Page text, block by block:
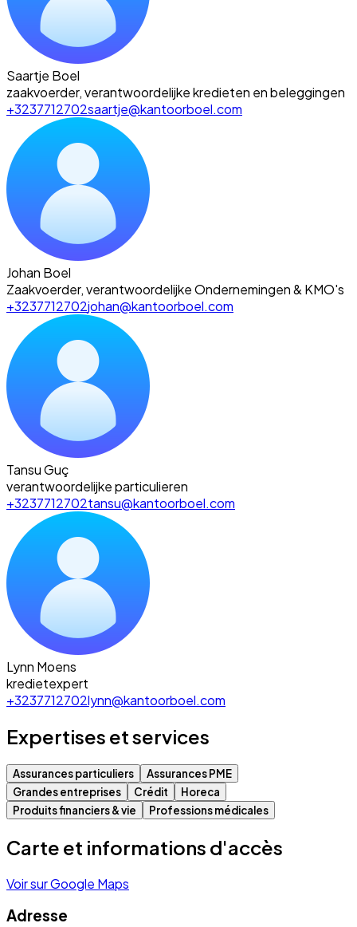
Saartje Boel
zaakvoerder, verantwoordelijke kredieten en beleggingen
+3237712702saartje@kantoorboel.com
Johan Boel
Zaakvoerder, verantwoordelijke Ondernemingen & KMO's
+3237712702johan@kantoorboel.com
Tansu Guç
verantwoordelijke particulieren
+3237712702tansu@kantoorboel.com
Lynn Moens
kredietexpert
+3237712702lynn@kantoorboel.com
Expertises et services
Assurances particuliers
Assurances PME
Grandes entreprises
Crédit
Horeca
Produits financiers & vie
Professions médicales
Carte et informations d'accès
Voir sur Google Maps
Adresse